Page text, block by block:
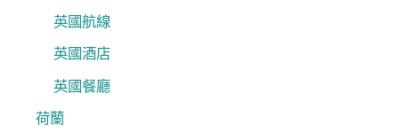
英國航線
英國酒店
英國餐廳
荷蘭